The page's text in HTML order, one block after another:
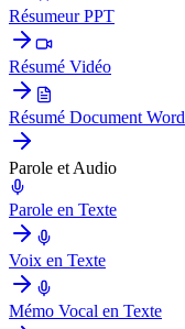
Résumeur PPT
Résumé Vidéo
Résumé Document Word
Parole et Audio
Parole en Texte
Voix en Texte
Mémo Vocal en Texte